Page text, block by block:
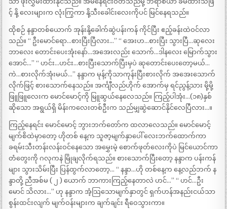
င့် နို့ လေးများက လုံးကြွကာ နို့သီးခေါင်းလေးကိုပင် မြင်နေရသည်။
ထိုစဉ် နန္ဒာတစ်ယောက် အုန်းနို့ခေါက်ဆွဲပန်းကန် ကိုင်ပြီး ဧည့်ခန်းထဲဝင်လာ
သည်။ “ ဦးမောင်ရော…စားပြီးပြီလား…” “ အေးဟ…စားပြီး သွားပြီ…ဆုလေး
ဘာလေး တောင်းပေးအုံးနော်…အအေးလည်း သောက်…ဒါနလေး မြောက်သွား
အောင်…” “ ဟင်း…ဟင်း…စားပြီးသောက်ပြီးမှပဲ ဆုတောင်းပေးတော့မယ်…
ကဲ…စားလိုက်အုံးမယ်…” နန္ဒာက မုန့်ကိုသာကုန်းပြီးစားလိုက် အအေးသောက်
လိုက်ဖြင့် စားသောက်နေသည်။ အင်္ကျီလည်ဟိုက် အောက်မှ ရင်ညွန့်သား မို့မို့
ဖြူဖြူလေးက မောင်မောင့်ကို မြူဆွယ်နေလေသည်။ ကြည့်ပါအုံး…(၁၈)နှစ်
ဆိုသော အရွယ်ရှိ မိန်းကလေးတစ်ဦးက သည်မျှဆွဲဆောင်နိုင်လေပြီလား…။
ကြည့်နေရင်း မောင်မောင့် ဘွားဘက်တော်က ထလာလေသည်။ မောင်မောင့်
မျက်စိထဲမှာတော့ ဟိုတစ် နေ့က သူဇာ့မျက်နှာပေါ် လေးဘက်ထောက်ကာ
ခရမ်းသီးတန်းလန်းဝင်နေသော အမွှေးမဲ့ စောက်ဖုတ်လေးကိုပဲ မြင်ယောင်ကာ
တံတွေးကို ဂလုကနဲ မြိုချလိုက်ရသည်။ စားသောက်ပြီးတော့ နန္ဒာက ပန်းကန်
များ သွားသိမ်းပြီး ပြန်ထွက်လာတော့… “ နန္ဒာ…ဟို တစ်နေ့က နေ့လည်ဘက် န
န္ဒာတို့ ညီအစ်မ ( ၂ ) ယောက် ဘာကားကြည့်နေတာလဲ ဟင်…” “ ဟင်…ဦး
မောင် သိလား…” ဟု နန္ဒာက အံ့သြသောမျက်နှာတွင် ရှက်ဟန်အနည်းငယ်သာ
စွန်းထင်းလျက် မျက်ဝန်းများက ချက်ချင်း ရီဝေသွားကာ။